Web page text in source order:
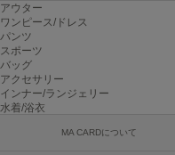
On
オン
Onitsuka Tiger
アウター
ワンピース/ドレス
パンツ
スポーツ
バッグ
アクセサリー
インナー/ランジェリー
水着/浴衣
MA CARDについて